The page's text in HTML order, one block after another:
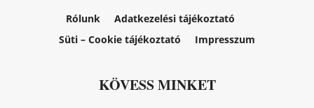
Rólunk
Adatkezelési tájékoztató
Süti – Cookie tájékoztató
Impresszum
KÖVESS MINKET